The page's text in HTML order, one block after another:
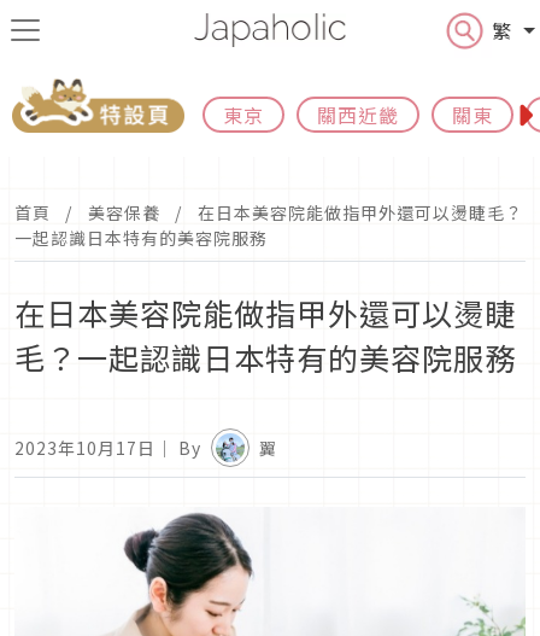
繁
東京 關西近畿 關東
首頁 美容保養
在日本美容院能做指甲外還可以燙睫毛？
一起認識日本特有的美容院服務
在日本美容院能做指甲外還可以燙睫
毛？一起認識日本特有的美容院服務
2023年10月17日 ｜ By 翼